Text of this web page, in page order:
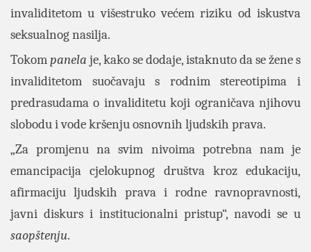
invaliditetom u višestruko većem riziku od iskustva
seksualnog nasilja.
Tokompanela je, kako se dodaje, istaknuto da se žene s
invaliditetom suočavaju s rodnim stereotipima i
predrasudama o invaliditetu koji ograničava njihovu
slobodu i vode kršenju osnovnih ljudskih prava.
„Za promjenu na svim nivoima potrebna nam je
emancipacija cjelokupnog društva kroz edukaciju,
afirmaciju ljudskih prava i rodne ravnopravnosti,
javni diskurs i institucionalni pristup“, navodi se u
saopštenju.